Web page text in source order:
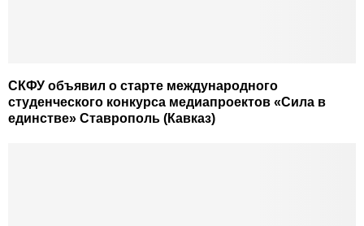
СКФУ объявил о старте международного
студенческого конкурса медиапроектов «Сила в
единстве» Ставрополь (Кавказ)